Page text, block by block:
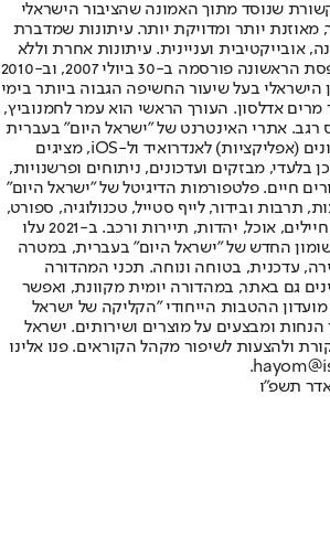
שנוסד מתוך האמונה שהציבור הישראלי
מאוזנת יותר ומדויקת יותר. עיתונות שמדברת
אובייקטיבית ועניינית. עיתונות אחרת וללא
תשלום. המהדורה המודפסת הראשונה פורסמה ב-30 ביולי 2007, וב-2010
הישראלי בעל שיעור החשיפה הגבוה ביותר בימי
מרים אדלסון. העורך הראשי הוא עמר לחמנוביץ,
רגב. אתרי האינטרנט של "ישראל היום" בעברית
ובאנגלית, כמו כן היישומונים (אפליקציות) לאנדרואיד ול-iOS, מציגים
בלעדי, מבזקים ועדכונים, ניתוחים ופרשנויות,
חיים. פלטפורמות הדיגיטל של "ישראל היום"
תרבות ובידור, לייף סטייל, טכנולוגיה, ספורט,
כלכלה וצרכנות, בריאות, חיילים, אוכל, יהדות, תיירות ורכב. ב-2021 עלו
החדש של "ישראל היום" בעברית, במטרה
עדכנית, בטוחה ונוחה. תכני המהדורה
גם באתר, במהדורה יומית מקוונת, ואפשר
ההטבות הייחודי "הקליקה של ישראל
הנחות ומבצעים על מוצרים ושירותים. ישראל
ולהצעות לשיפור מקהל הקוראים. פנו אלינו
תשפ"ו